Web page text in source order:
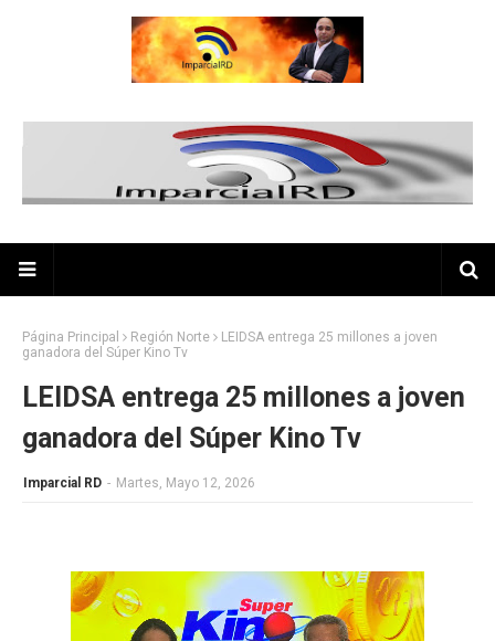
Página Principal Región Norte
LEIDSA entrega 25 millones a joven
ganadora del Súper Kino Tv
LEIDSA entrega 25 millones a joven
ganadora del Súper Kino Tv
Imparcial RD - Martes, Mayo 12, 2026